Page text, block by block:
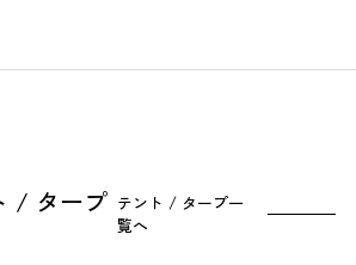
/ タープ テント / タープ一
覧へ